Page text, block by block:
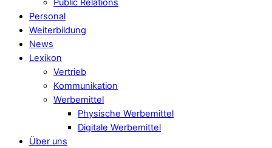
Public Relations
Personal
Weiterbildung
News
Lexikon
Vertrieb
Kommunikation
Werbemittel
Physische Werbemittel
Digitale Werbemittel
Über uns